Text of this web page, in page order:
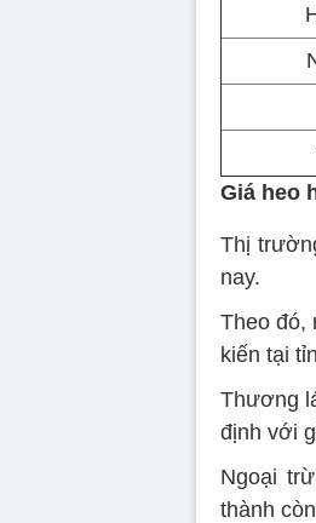
Giá heo
Thị
nay.
Theo đó,
kiến tại
Thương
định với
Ngoại
thành